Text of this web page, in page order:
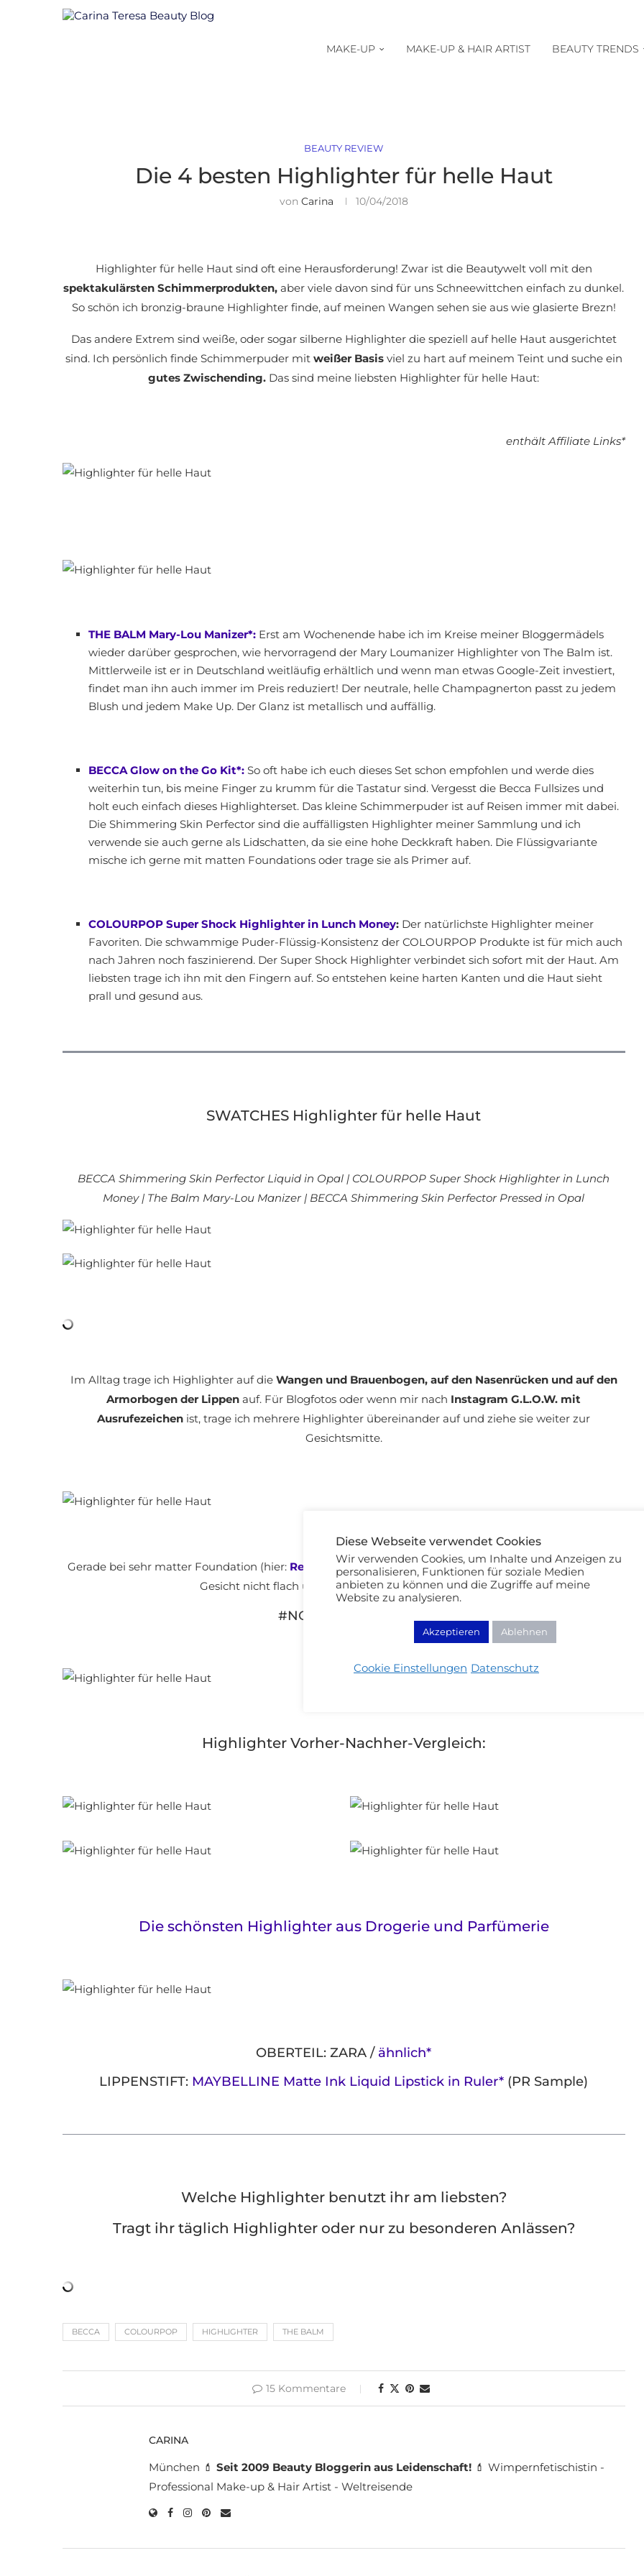
MAKE-UP MAKE-UP & HAIR ARTIST BEAUTY TRENDS
BEAUTY REVIEW
Die 4 besten Highlighter für helle Haut
von Carina 10/04/2018
Highlighter für helle Haut sind oft eine Herausforderung! Zwar ist die Beautywelt voll mit den
spektakulärsten Schimmerprodukten, aber viele davon sind für uns Schneewittchen einfach zu dunkel.
So schön ich bronzig-braune Highlighter finde, auf meinen Wangen sehen sie aus wie glasierte Brezn!
Das andere Extrem sind weiße, oder sogar silberne Highlighter die speziell auf helle Haut ausgerichtet
sind. Ich persönlich finde Schimmerpuder mit weißer Basisviel zu hart auf meinem Teint und suche ein
gutes Zwischending. Das sind meine liebsten Highlighter für helle Haut:
enthält Affiliate Links*
THE BALM Mary-Lou Manizer*: Erst am Wochenende habe ich im Kreise meiner Bloggermädels
wieder darüber gesprochen, wie hervorragend der Mary Loumanizer Highlighter von The Balm ist.
Mittlerweile ist er in Deutschland weitläufig erhältlich und wenn man etwas Google-Zeit investiert,
findet man ihn auch immer im Preis reduziert! Der neutrale, helle Champagnerton passt zu jedem
Blush und jedem Make Up. Der Glanz ist metallisch und auffällig.
BECCA Glow on the Go Kit*: So oft habe ich euch dieses Set schon empfohlen und werde dies
weiterhin tun, bis meine Finger zu krumm für die Tastatur sind. Vergesst die Becca Fullsizes und
holt euch einfach dieses Highlighterset. Das kleine Schimmerpuder ist auf Reisen immer mit dabei.
Die Shimmering Skin Perfector sind die auffälligsten Highlighter meiner Sammlung und ich
verwende sie auch gerne als Lidschatten, da sie eine hohe Deckkraft haben. Die Flüssigvariante
mische ich gerne mit matten Foundations oder trage sie als Primer auf.
COLOURPOP Super Shock Highlighter in Lunch Money: Der natürlichste Highlighter meiner
Favoriten. Die schwammige Puder-Flüssig-Konsistenz der COLOURPOP Produkte ist für mich auch
nach Jahren noch faszinierend. Der Super Shock Highlighter verbindet sich sofort mit der Haut. Am
liebsten trage ich ihn mit den Fingern auf. So entstehen keine harten Kanten und die Haut sieht
prall und gesund aus.
SWATCHES Highlighter für helle Haut
BECCA Shimmering Skin Perfector Liquid in Opal | COLOURPOP Super Shock Highlighter in Lunch
Money | The Balm Mary-Lou Manizer | BECCA Shimmering Skin Perfector Pressed in Opal
Im Alltag trage ich Highlighter auf die Wangen und Brauenbogen, auf den Nasenrücken und auf den
Armorbogen der Lippen auf. Für Blogfotos oder wenn mir nach Instagram G.L.O.W. mit
Ausrufezeichen ist, trage ich mehrere Highlighter übereinander auf und ziehe sie weiter zur
Gesichtsmitte.
Gerade bei sehr matter Foundation (hier: Revlon Colorstay*) greife ich gerne zu Highlighter, damit das
Gesicht nicht flach und pfannkuchenmäßig erscheint.
#NOPANCAKEFACE
Highlighter Vorher-Nachher-Vergleich:
Die schönsten Highlighter aus Drogerie und Parfümerie
OBERTEIL: ZARA / ähnlich*
LIPPENSTIFT: MAYBELLINE Matte Ink Liquid Lipstick in Ruler* (PR Sample)
Welche Highlighter benutzt ihr am liebsten?
Tragt ihr täglich Highlighter oder nur zu besonderen Anlässen?
BECCA COLOURPOP HIGHLIGHTER THE BALM
15 Kommentare
CARINA
München 💄 Seit 2009 Beauty Bloggerin aus Leidenschaft! 💄 Wimpernfetischistin -
Professional Make-up & Hair Artist - Weltreisende
Diese Webseite verwendet Cookies
Wir verwenden Cookies, um Inhalte und Anzeigen zu
personalisieren, Funktionen für soziale Medien
anbieten zu können und die Zugriffe auf meine
Website zu analysieren.
Akzeptieren Ablehnen
Cookie Einstellungen Datenschutz